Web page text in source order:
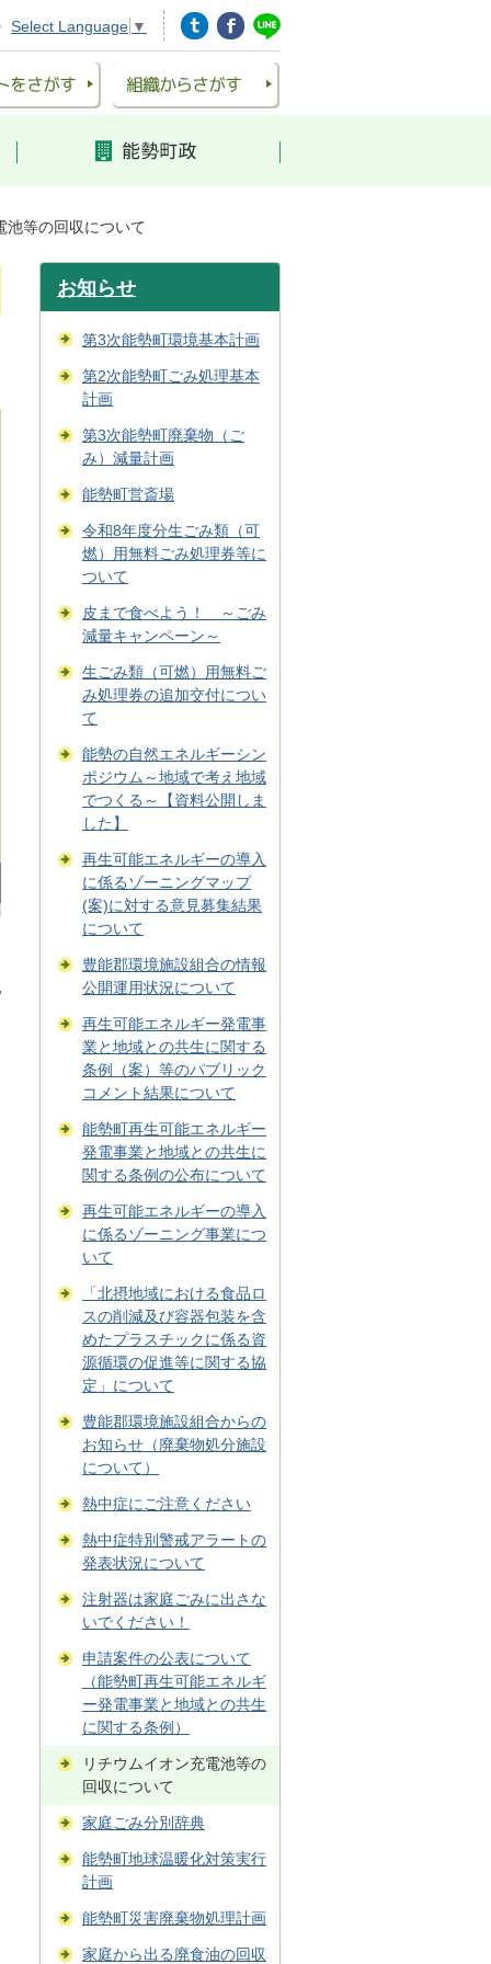
Select Language ▼
池等の回収について
お知らせ
第3次能勢町環境基本計画
第2次能勢町ごみ処理基本
計画
第3次能勢町廃棄物（ご
み）減量計画
能勢町営斎場
令和8年度分生ごみ類（可
燃）用無料ごみ処理券等に
ついて
皮まで食べよう！ ～ごみ
減量キャンペーン～
生ごみ類（可燃）用無料ご
み処理券の追加交付につい
て
能勢の自然エネルギーシン
ポジウム～地域で考え地域
でつくる～【資料公開しま
した】
再生可能エネルギーの導入
に係るゾーニングマップ
(案)に対する意見募集結果
について
豊能郡環境施設組合の情報
公開運用状況について
再生可能エネルギー発電事
業と地域との共生に関する
条例（案）等のパブリック
コメント結果について
能勢町再生可能エネルギー
発電事業と地域との共生に
関する条例の公布について
再生可能エネルギーの導入
に係るゾーニング事業につ
いて
「北摂地域における食品ロ
スの削減及び容器包装を含
めたプラスチックに係る資
源循環の促進等に関する協
定」について
豊能郡環境施設組合からの
お知らせ（廃棄物処分施設
について）
熱中症にご注意ください
熱中症特別警戒アラートの
発表状況について
注射器は家庭ごみに出さな
いでください！
申請案件の公表について
（能勢町再生可能エネルギ
ー発電事業と地域との共生
に関する条例）
リチウムイオン充電池等の
回収について
家庭ごみ分別辞典
能勢町地球温暖化対策実行
計画
能勢町災害廃棄物処理計画
家庭から出る廃食油の回収